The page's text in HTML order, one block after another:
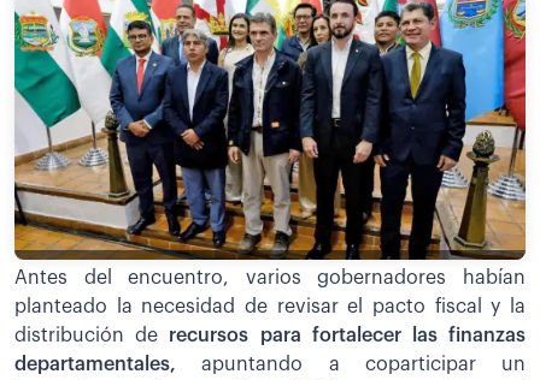
Antes del encuentro, varios gobernadores habían
planteado la necesidad de revisar el pacto fiscal y la
distribución de recursos para fortalecer las finanzas
departamentales, apuntando a coparticipar un